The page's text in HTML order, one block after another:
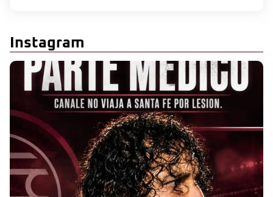
Instagram